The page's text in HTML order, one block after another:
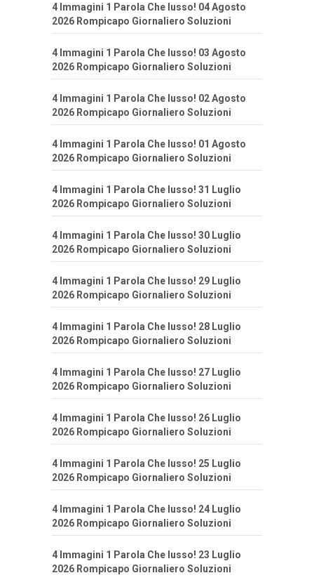
4 Immagini 1 Parola Che lusso! 04 Agosto
2026 Rompicapo Giornaliero Soluzioni
4 Immagini 1 Parola Che lusso! 03 Agosto
2026 Rompicapo Giornaliero Soluzioni
4 Immagini 1 Parola Che lusso! 02 Agosto
2026 Rompicapo Giornaliero Soluzioni
4 Immagini 1 Parola Che lusso! 01 Agosto
2026 Rompicapo Giornaliero Soluzioni
4 Immagini 1 Parola Che lusso! 31 Luglio
2026 Rompicapo Giornaliero Soluzioni
4 Immagini 1 Parola Che lusso! 30 Luglio
2026 Rompicapo Giornaliero Soluzioni
4 Immagini 1 Parola Che lusso! 29 Luglio
2026 Rompicapo Giornaliero Soluzioni
4 Immagini 1 Parola Che lusso! 28 Luglio
2026 Rompicapo Giornaliero Soluzioni
4 Immagini 1 Parola Che lusso! 27 Luglio
2026 Rompicapo Giornaliero Soluzioni
4 Immagini 1 Parola Che lusso! 26 Luglio
2026 Rompicapo Giornaliero Soluzioni
4 Immagini 1 Parola Che lusso! 25 Luglio
2026 Rompicapo Giornaliero Soluzioni
4 Immagini 1 Parola Che lusso! 24 Luglio
2026 Rompicapo Giornaliero Soluzioni
4 Immagini 1 Parola Che lusso! 23 Luglio
2026 Rompicapo Giornaliero Soluzioni